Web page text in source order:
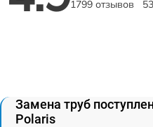
1799 отзывов
Замена труб
Polaris